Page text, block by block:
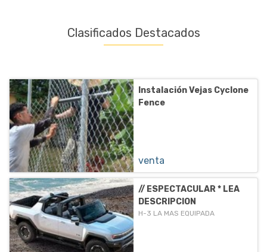
Clasificados Destacados
Instalación Vejas Cyclone
Fence
venta
// ESPECTACULAR * LEA
DESCRIPCION
H-3 LA MAS EQUIPADA